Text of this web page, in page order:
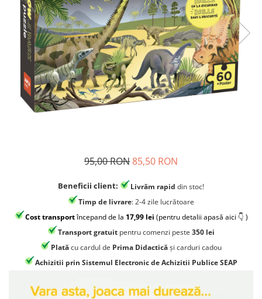
Jocuri experimente stiintifice
Casute copii
Jocuri de rol
Jocuri inteligenta si memorie
Casute papusi
Jocuri dezvoltare emotionala
Jucarii si jocuri Montessori
Ceasuri copii
Jocuri de cooperare
Jocuri dezvoltarea imaginatiei
Jocuri geografie
Jocuri invatat limba engleza
Carti metoda Montessori
Carti si culegeri cu exercitii
Cărți educative pentru copii
95,00 RON85,50 RON
Beneficii client: Livrăm rapid din stoc!
Timp de livrare: 2-4 zile lucrătoare
Cost transportîncepand de la 17,99 lei (pentru detalii apasă aici 👇 )
Transport gratuit pentru comenzi peste 350 lei
Platăcu cardul de Prima Didacticăși carduri cadou
Achizitii prin Sistemul Electronic de Achizitii Publice SEAP